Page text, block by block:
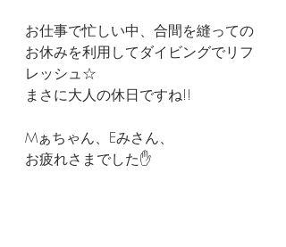
お仕事で忙しい中、合間を縫っての
お休みを利用してダイビングでリフ
レッシュ☆
まさに大人の休日ですね!!
Mぁちゃん、Eみさん、
お疲れさまでした✋